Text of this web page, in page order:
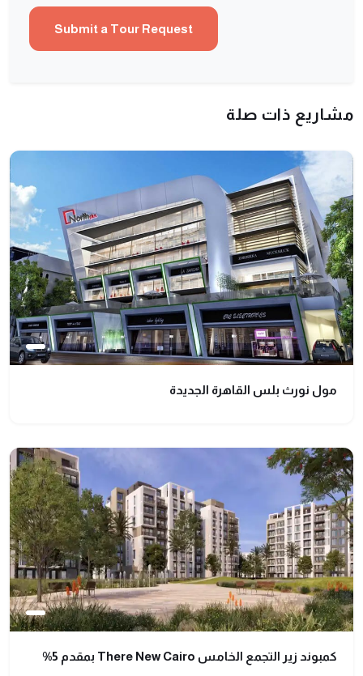
مشاريع ذات صلة
مول نورث بلس القاهرة الجديدة
كمبوند زير التجمع الخامس There New Cairo بمقدم 5%